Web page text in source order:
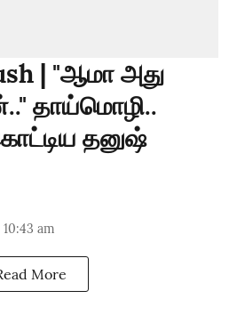
| "ஆமா அது
தாய்மொழி..
தனுஷ்
am
More